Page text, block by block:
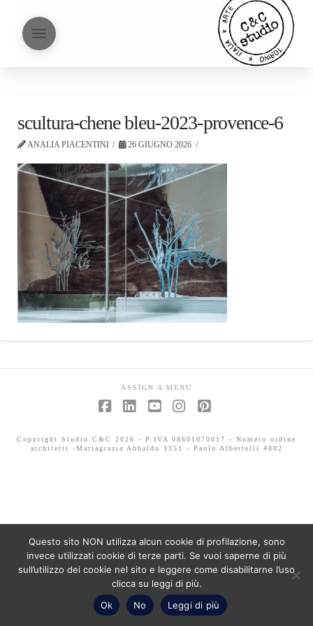
scultura-chene bleu-2023-provence-6
ANALIA PIACENTINI 26 GIUGNO 2026
ASSIGN A MENU
Copyright Studio C&C 2026 - P.IVA 08601070017 - Numero ordine
architetti -Mariagrazia Abbaldo 3351 - Paolo Albertelli 4802
Questo sito NON utilizza alcun cookie di profilazione, sono
invece utilizzati cookie di terze parti. Se vuoi saperne di più
sull’utilizzo dei cookie nel sito e leggere come disabilitarne l’uso
clicca su leggi di più.
Ok
No Leggi di più